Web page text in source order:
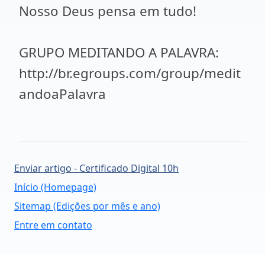
Nosso Deus pensa em tudo!
GRUPO MEDITANDO A PALAVRA:
http://br.egroups.com/group/medit
andoaPalavra
Enviar artigo - Certificado Digital 10h
Início (Homepage)
Sitemap (Edições por mês e ano)
Entre em contato